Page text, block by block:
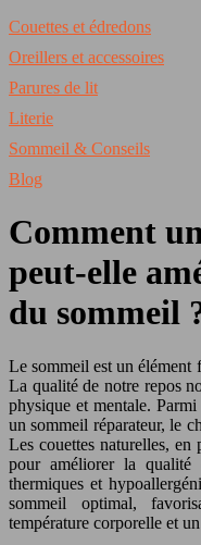
Couettes et édredons
Oreillers et accessoires
Parures de lit
Literie
Sommeil & Conseils
Blog
Comment
peut-elle
du sommeil
Le sommeil est un élément fondamental de notre bien-être quotidien.
La qualité de notre repos
physique et mentale.
un sommeil réparateur, le
Les couettes naturelles, en
pour améliorer la qualité
thermiques et
sommeil optimal,
température corporelle et